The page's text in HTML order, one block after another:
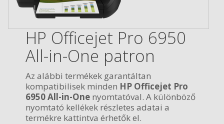
HP Officejet Pro 6950
All-in-One patron
Az alábbi termékek garantáltan
kompatibilisek minden HP Officejet Pro
6950 All-in-One nyomtatóval. A különböző
nyomtató kellékek részletes adatai a
termékre kattintva érhetők el.